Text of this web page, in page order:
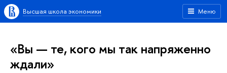
Меню
Высшая школа экономики
«Вы — те, кого мы так напряженно
ждали»